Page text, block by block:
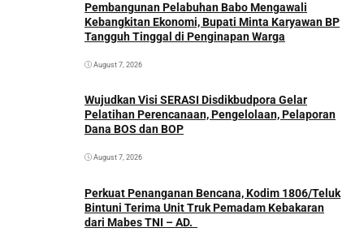
Pembangunan Pelabuhan Babo Mengawali
Kebangkitan Ekonomi, Bupati Minta Karyawan BP
Tangguh Tinggal di Penginapan Warga
August 7, 2026
Wujudkan Visi SERASI Disdikbudpora Gelar
Pelatihan Perencanaan, Pengelolaan, Pelaporan
Dana BOS dan BOP
August 7, 2026
Perkuat Penanganan Bencana, Kodim 1806/Teluk
Bintuni Terima Unit Truk Pemadam Kebakaran